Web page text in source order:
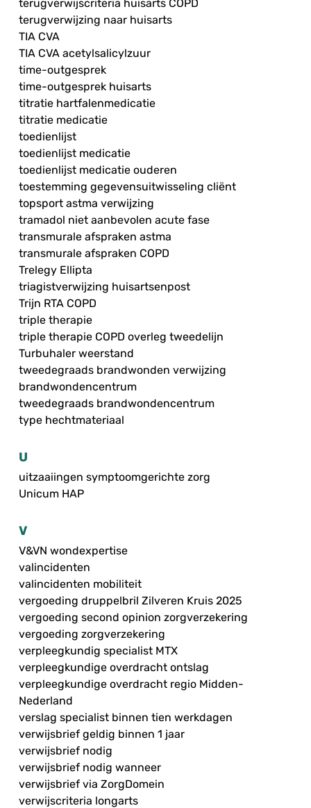
terugverwijscriteria huisarts COPD
terugverwijzing naar huisarts
TIA CVA
TIA CVA acetylsalicylzuur
time-outgesprek
time-outgesprek huisarts
titratie hartfalenmedicatie
titratie medicatie
toedienlijst
toedienlijst medicatie
toedienlijst medicatie ouderen
toestemming gegevensuitwisseling cliënt
topsport astma verwijzing
tramadol niet aanbevolen acute fase
transmurale afspraken astma
transmurale afspraken COPD
Trelegy Ellipta
triagistverwijzing huisartsenpost
Trijn RTA COPD
triple therapie
triple therapie COPD overleg tweedelijn
Turbuhaler weerstand
tweedegraads brandwonden verwijzing
brandwondencentrum
tweedegraads brandwondencentrum
type hechtmateriaal
U
uitzaaiingen symptoomgerichte zorg
Unicum HAP
V
V&VN wondexpertise
valincidenten
valincidenten mobiliteit
vergoeding druppelbril Zilveren Kruis 2025
vergoeding second opinion zorgverzekering
vergoeding zorgverzekering
verpleegkundig specialist MTX
verpleegkundige overdracht ontslag
verpleegkundige overdracht regio Midden-
Nederland
verslag specialist binnen tien werkdagen
verwijsbrief geldig binnen 1 jaar
verwijsbrief nodig
verwijsbrief nodig wanneer
verwijsbrief via ZorgDomein
verwijscriteria longarts